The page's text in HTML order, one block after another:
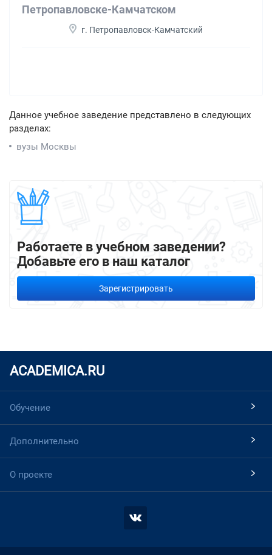
Петропавловске-Камчатском
г. Петропавловск-Камчатский
Данное учебное заведение представлено в следующих
разделах:
вузы Москвы
Работаете в учебном заведении?
Добавьте его в наш каталог
Зарегистрировать
ACADEMICA.RU
Обучение
Дополнительно
О проекте